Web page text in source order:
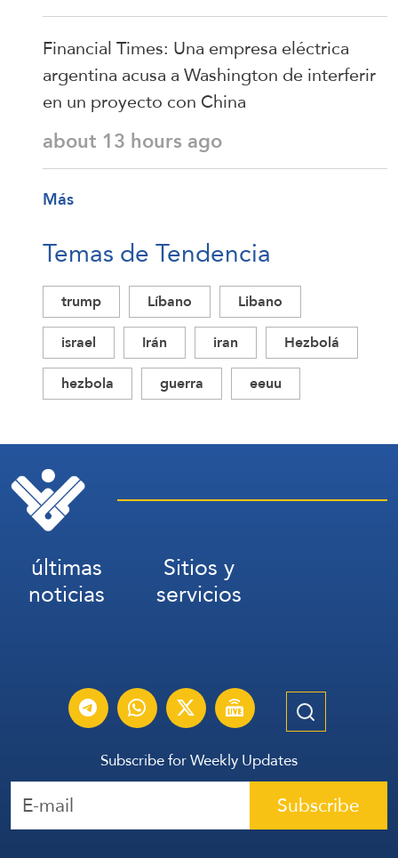
Financial Times: Una empresa eléctrica
argentina acusa a Washington de interferir
en un proyecto con China
about 13 hours ago
Más
Temas de Tendencia
trump Líbano
Libano
israel
Irán iran
Hezbolá
hezbola
guerra eeuu
últimas
noticias
Sitios y
servicios
Subscribe for Weekly Updates
Subscribe